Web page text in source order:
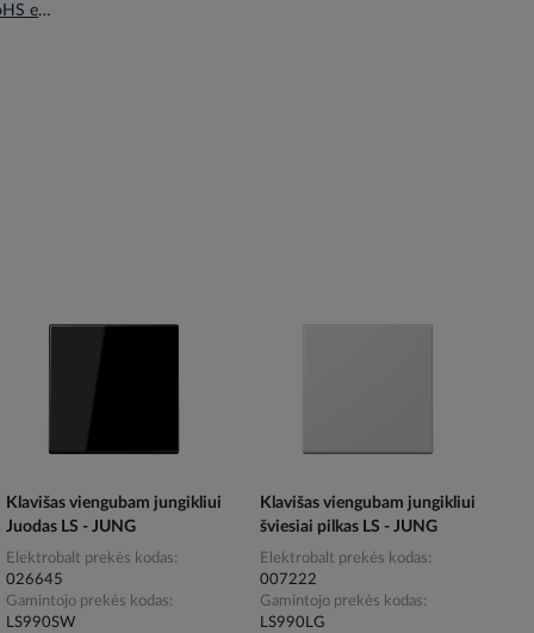
Deklaracija RoHS en.pdf
Klavišas viengubam jungikliui
Juodas LS - JUNG
Elektrobalt prekės kodas
026645
Gamintojo prekės kodas
LS990SW
Klavišas viengubam jungikliui
šviesiai pilkas LS - JUNG
Elektrobalt prekės kodas
007222
Gamintojo prekės kodas
LS990LG